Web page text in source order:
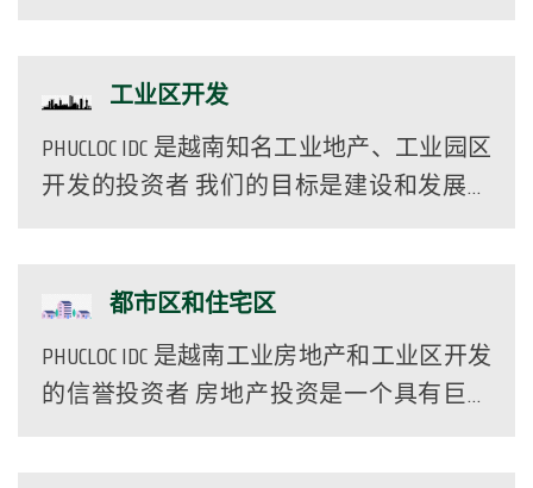
工业区开发
PHUCLOC IDC 是越南知名工业地产、工业园区
开发的投资者 我们的目标是建设和发展具
...
都市区和住宅区
PHUCLOC IDC 是越南工业房地产和工业区开发
的信誉投资者 房地产投资是一个具有巨大